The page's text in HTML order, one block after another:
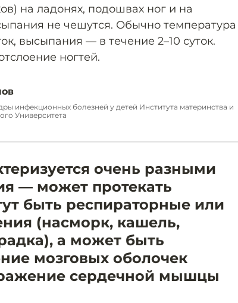
на ладонях, подошвах ног и на
не чешутся. Обычно температура
высыпания — в течение 2–10 суток.
ногтей.
инфекционных болезней у детей Института материнства и
Университета
очень разными
— может протекать
быть респираторные или
(насморк, кашель,
а может быть
мозговых оболочек
сердечной мышцы